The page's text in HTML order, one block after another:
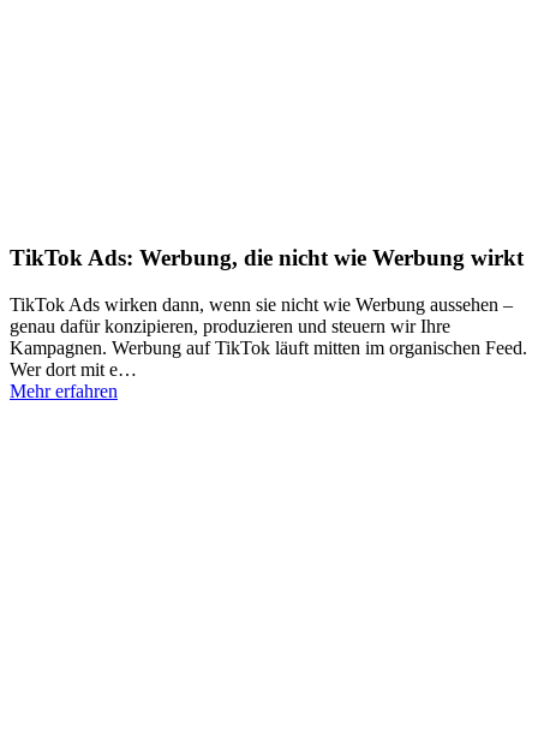
TikTok Ads: Werbung, die nicht wie Werbung wirkt
TikTok Ads wirken dann, wenn sie nicht wie Werbung aussehen –
genau dafür konzipieren, produzieren und steuern wir Ihre
Kampagnen. Werbung auf TikTok läuft mitten im organischen Feed.
Wer dort mit e…
Mehr erfahren